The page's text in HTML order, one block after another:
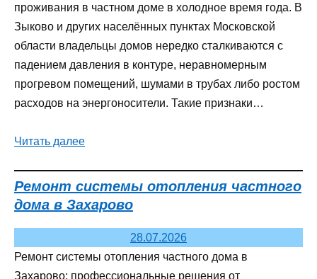
проживания в частном доме в холодное время года. В
Зыково и других населённых пунктах Московской
области владельцы домов нередко сталкиваются с
падением давления в контуре, неравномерным
прогревом помещений, шумами в трубах либо ростом
расходов на энергоносители. Такие признаки…
Читать далее
Ремонт системы отопления частного
дома в Захарово
28.07.2026
Ремонт системы отопления частного дома в
Захарово: профессиональные решения от